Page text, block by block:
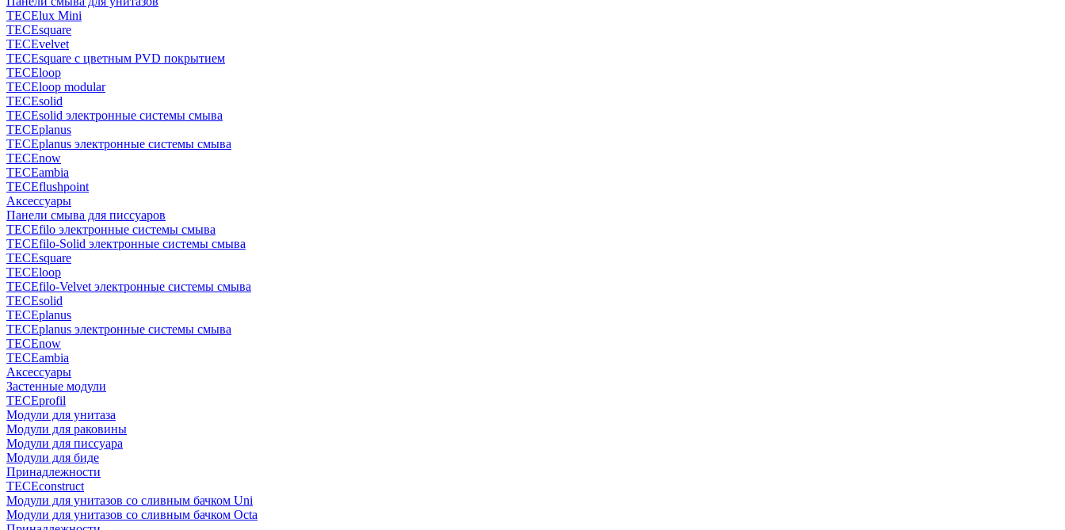
TECElux Mini
TECEsquare
TECEvelvet
TECEsquare с цветным PVD покрытием
TECEloop
TECEloop modular
TECEsolid
TECEsolid электронные системы смыва
TECEplanus
TECEplanus электронные системы смыва
TECEnow
TECEambia
TECEflushpoint
Аксессуары
Панели смыва для писсуаров
TECEfilo электронные системы смыва
TECEfilo-Solid электронные системы смыва
TECEsquare
TECEloop
TECEfilo-Velvet электронные системы смыва
TECEsolid
TECEplanus
TECEplanus электронные системы смыва
TECEnow
TECEambia
Аксессуары
Застенные модули
TECEprofil
Модули для унитаза
Модули для раковины
Модули для писсуара
Модули для биде
Принадлежности
TECEconstruct
Модули для унитазов со сливным бачком Uni
Модули для унитазов со сливным бачком Octa